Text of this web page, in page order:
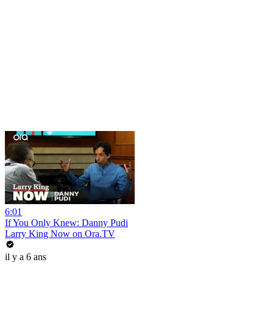
6:01
If You Only Knew: Danny Pudi
Larry King Now on Ora.TV
il y a 6 ans